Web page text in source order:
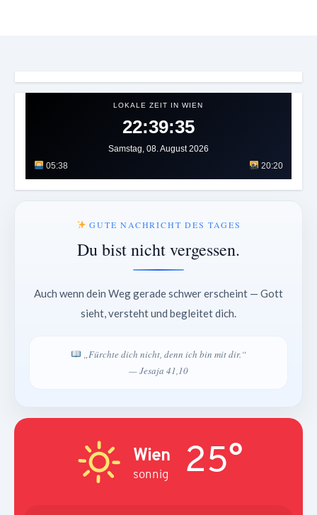
LOKALE ZEIT IN WIEN
22:39:38
Samstag, 08. August 2026
05:38
20:20
GUTE NACHRICHT DES TAGES
Du bist nicht vergessen.
Auch wenn dein Weg gerade schwer erscheint — Gott
sieht, versteht und begleitet dich.
„Fürchte dich nicht, denn ich bin mit dir.“
— Jesaja 41,10
Wien
sonnig 25°